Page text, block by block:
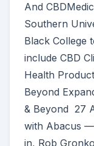
And
Southern
Black College
include CBD
Health
Beyond
& Beyond 27
with Abacus
in, Rob